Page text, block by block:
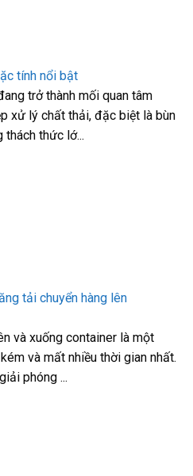
tính nổi bật
trở thành mối quan tâm
xử lý chất thải, đặc biệt là bùn
thức lớ...
tải chuyển hàng lên
và xuống container là một
và mất nhiều thời gian nhất.
phóng ...